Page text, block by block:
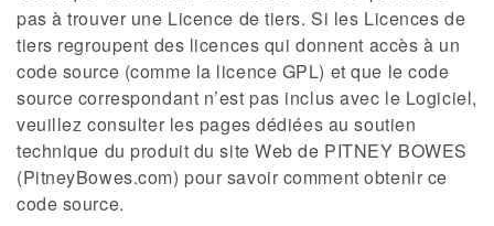
pas à trouver une Licence de tiers. Si les Licences de
tiers regroupent des licences qui donnent accès à un
code source (comme la licence GPL) et que le code
source correspondant n’est pas inclus avec le Logiciel,
veuillez consulter les pages dédiées au soutien
technique du produit du site Web de PITNEY BOWES
(PitneyBowes.com) pour savoir comment obtenir ce
code source.